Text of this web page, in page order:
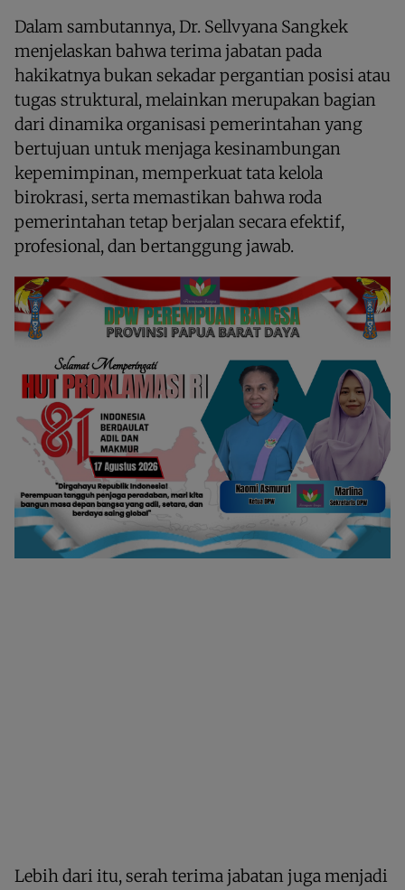
Dalam sambutannya, Dr. Sellvyana Sangkek
menjelaskan bahwa terima jabatan pada
hakikatnya bukan sekadar pergantian posisi atau
tugas struktural, melainkan merupakan bagian
dari dinamika organisasi pemerintahan yang
bertujuan untuk menjaga kesinambungan
kepemimpinan, memperkuat tata kelola
birokrasi, serta memastikan bahwa roda
pemerintahan tetap berjalan secara efektif,
profesional, dan bertanggung jawab.
Lebih dari itu, serah terima jabatan juga menjadi